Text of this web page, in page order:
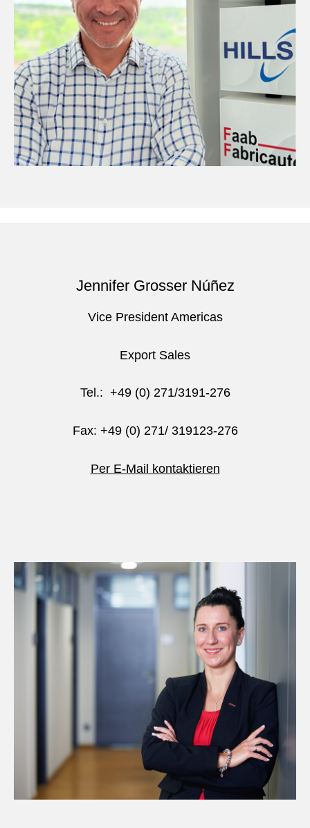
Jennifer Grosser Núñez
Vice President Americas
Export Sales
Tel.: +49 (0) 271/3191-276
Fax: +49 (0) 271/ 319123-276
Per E-Mail kontaktieren